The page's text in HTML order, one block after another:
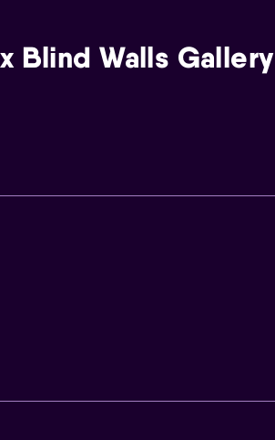
Blind Walls Gallery